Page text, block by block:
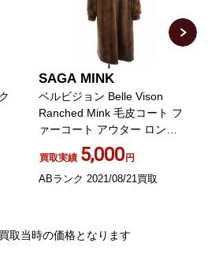
SAGA MINK
銀サガ ファーコート スノー
ミンク 白
買取実績 10,000
Aランク 2023/04/08買取
取当時の価格となります